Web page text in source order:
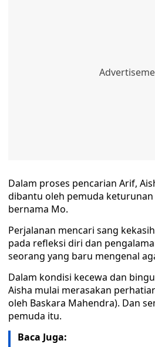
Dalam proses pencarian Arif,
dibantu oleh pemuda
bernama Mo.
Perjalanan mencari sang
pada refleksi diri dan
seorang yang baru mengenal
Dalam kondisi kecewa dan
Aisha mulai merasakan
oleh Baskara Mahendra). Dan
pemuda itu.
Baca Juga: